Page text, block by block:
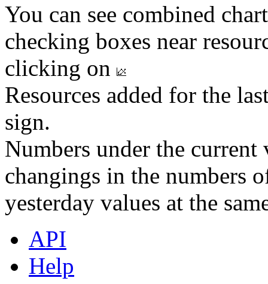
You can see combined
checking boxes near
clicking on
Resources added for the
sign.
Numbers under the
changings in the numbers
yesterday values at the
API
Help